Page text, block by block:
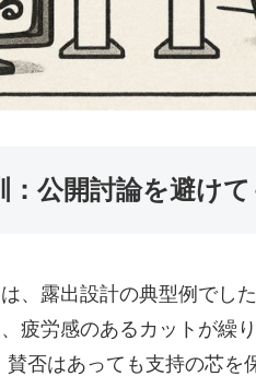
：公開討論を避け
、露出設計の典型例でし
疲労感のあるカットが
賛否はあっても支持の芯